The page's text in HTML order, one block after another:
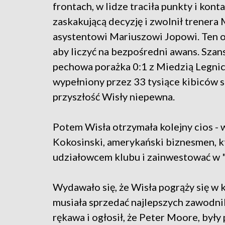
frontach, w lidze traciła punkty i
zaskakującą decyzję i zwolnił trenera
asystentowi Mariuszowi Jopowi. Ten
aby liczyć na bezpośredni awans.
pechowa porażka 0:1 z Miedzią
wypełniony przez 33 tysiące kibiców
przyszłość Wisły niepewna.
Potem Wisła otrzymała kolejny cios
Kokosinski, amerykański biznesmen,
udziałowcem klubu i zainwestować
Wydawało się, że Wisła pogrąży się
musiała sprzedać najlepszych
rękawa i ogłosił, że Peter Moore,